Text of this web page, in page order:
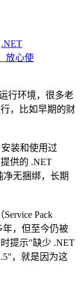
.NET
放心使
行环境，很多老
，比如早期的财
装和使用过
供的 .NET
净无捆绑，长期
Pack
年，但至今仍被
提示"缺少 .NET
，就是因为这